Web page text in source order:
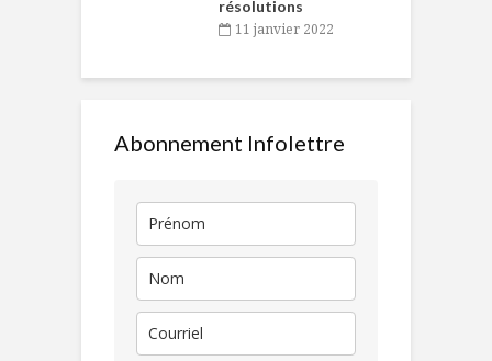
résolutions
11 janvier 2022
Abonnement Infolettre